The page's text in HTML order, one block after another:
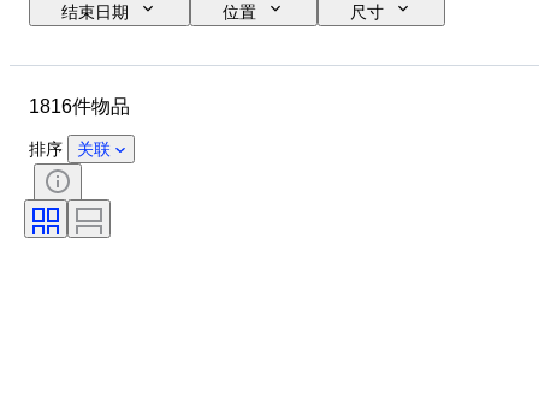
结束日期
位置
尺寸
状态
课题
颜色
报时
表壳直径
1816件物品
排序 关联